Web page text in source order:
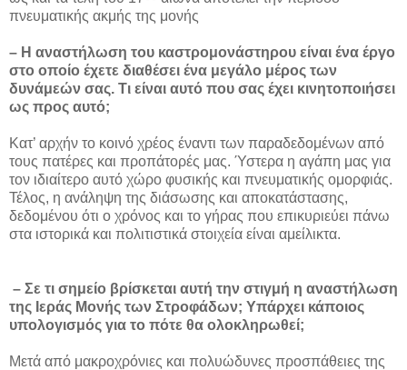
πνευματικής ακμής της μονής
– Η αναστήλωση του καστρομονάστηρου είναι ένα έργο
στο οποίο έχετε διαθέσει ένα μεγάλο μέρος των
δυνάμεών σας. Τι είναι αυτό που σας έχει κινητοποιήσει
ως προς αυτό;
Κατ’ αρχήν το κοινό χρέος έναντι των παραδεδομένων από
τους πατέρες και προπάτορές μας. Ύστερα η αγάπη μας για
τον ιδιαίτερο αυτό χώρο φυσικής και πνευματικής ομορφιάς.
Τέλος, η ανάληψη της διάσωσης και αποκατάστασης,
δεδομένου ότι ο χρόνος και το γήρας που επικυριεύει πάνω
στα ιστορικά και πολιτιστικά στοιχεία είναι αμείλικτα.
– Σε τι σημείο βρίσκεται αυτή την στιγμή η αναστήλωση
της Ιεράς Μονής των Στροφάδων; Υπάρχει κάποιος
υπολογισμός για το πότε θα ολοκληρωθεί;
Μετά από μακροχρόνιες και πολυώδυνες προσπάθειες της